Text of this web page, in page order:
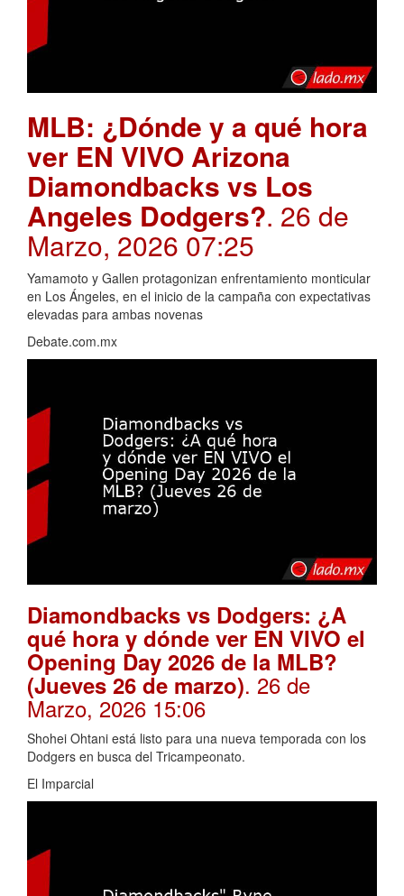
MLB: ¿Dónde y a qué hora
ver EN VIVO Arizona
Diamondbacks vs Los
Angeles Dodgers?. 26 de
Marzo, 2026 07:25
Yamamoto y Gallen protagonizan enfrentamiento monticular
en Los Ángeles, en el inicio de la campaña con expectativas
elevadas para ambas novenas
Debate.com.mx
Diamondbacks vs Dodgers: ¿A
qué hora y dónde ver EN VIVO el
Opening Day 2026 de la MLB?
(Jueves 26 de marzo). 26 de
Marzo, 2026 15:06
Shohei Ohtani está listo para una nueva temporada con los
Dodgers en busca del Tricampeonato.
El Imparcial